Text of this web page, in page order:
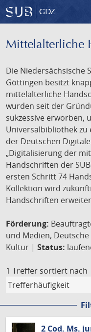
GDZ
Mittelalterliche
Die Niedersächsische
Göttingen besitzt
mittelalterliche
wurden seit der
sukzessive erworben,
Universalbibliothek zu
der Deutschen
„Digitalisierung der
Handschriften der
ersten Schritt 74
Kollektion wird
Handschriften
Förderung:
und Medien,
Kultur | Status:
1 Treffer sortiert nach
2 Cod. Ms.